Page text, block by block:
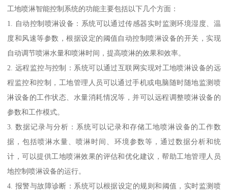
工地喷淋智能控制系统的功能主要包括以下几个方面：
1. 自动控制喷淋设备：系统可以通过传感器实时监测环境湿度、温
度和风速等参数，根据设定的阈值自动控制喷淋设备的开关，实现
自动调节喷淋水量和喷淋时间，提高喷淋的效果和效率。
2. 远程监控与控制：系统可以通过互联网实现对工地喷淋设备的远
程监控和控制，工地管理人员可以通过手机或电脑随时随地监测喷
淋设备的工作状态、水量消耗情况等，并可以远程调整喷淋设备的
参数和工作模式。
3. 数据记录与分析：系统可以记录和存储工地喷淋设备的工作数
据，包括喷淋水量、喷淋时间、环境参数等，通过数据分析和统
计，可以提供工地喷淋效果的评估和优化建议，帮助工地管理人员
地控制喷淋设备的运行。
4. 报警与故障诊断：系统可以根据设定的规则和阈值，实时监测喷